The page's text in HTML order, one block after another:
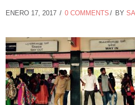
ENERO 17, 2017 0 COMMENTS BY